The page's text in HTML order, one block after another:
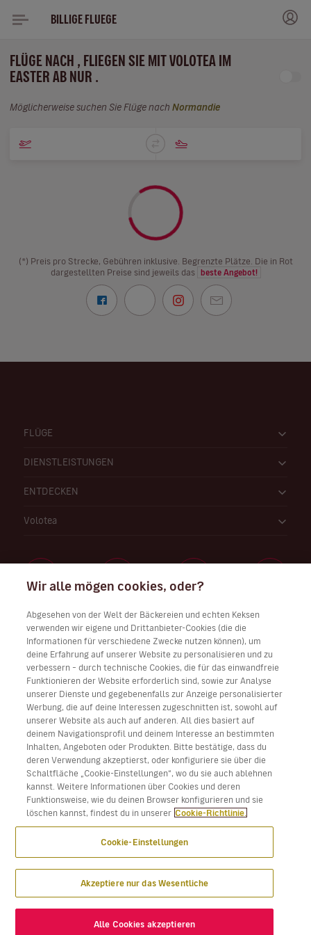
BILLIGE FLUEGE
FLÜGE NACH , FLIEGEN SIE MIT VOLOTEA IM
EASTER AB NUR .
Möglicherweise suchen Sie Flüge nach Normandie
(*) Preis pro Strecke, Gebühren inklusive. Begrenzte Plätze. Die in Rot
dargestellten Preise sind jeweils das
beste Angebot!
FLÜGE
DIENSTLEISTUNGEN
ENTDECKEN
Volotea
Laden Sie Volotea app für iOS und Android herunter
Wir alle mögen cookies, oder?
Abgesehen von der Welt der Bäckereien und echten Keksen
verwenden wir eigene und Drittanbieter-Cookies (die die
Informationen für verschiedene Zwecke nutzen können), um
deine Erfahrung auf unserer Website zu personalisieren und zu
verbessern – durch technische Cookies, die für das einwandfreie
Funktionieren der Website erforderlich sind, sowie zur Analyse
unserer Dienste und gegebenenfalls zur Anzeige personalisierter
Werbung, die auf deine Interessen zugeschnitten ist, sowohl auf
unserer Website als auch auf anderen. All dies basiert auf
deinem Navigationsprofil und deinem Interesse an bestimmten
Inhalten, Angeboten oder Produkten. Bitte bestätige, dass du
deren Verwendung akzeptierst, oder konfiguriere sie über die
Schaltfläche „Cookie-Einstellungen“, wo du sie auch ablehnen
kannst. Weitere Informationen über Cookies und deren
Funktionsweise, wie du deinen Browser konfigurieren und sie
löschen kannst, findest du in unserer Cookie-Richtlinie.
Cookie-Einstellungen
Akzeptiere nur das Wesentliche
Alle Cookies akzeptieren